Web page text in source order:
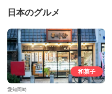
日本のグルメ
和菓子
愛知岡崎